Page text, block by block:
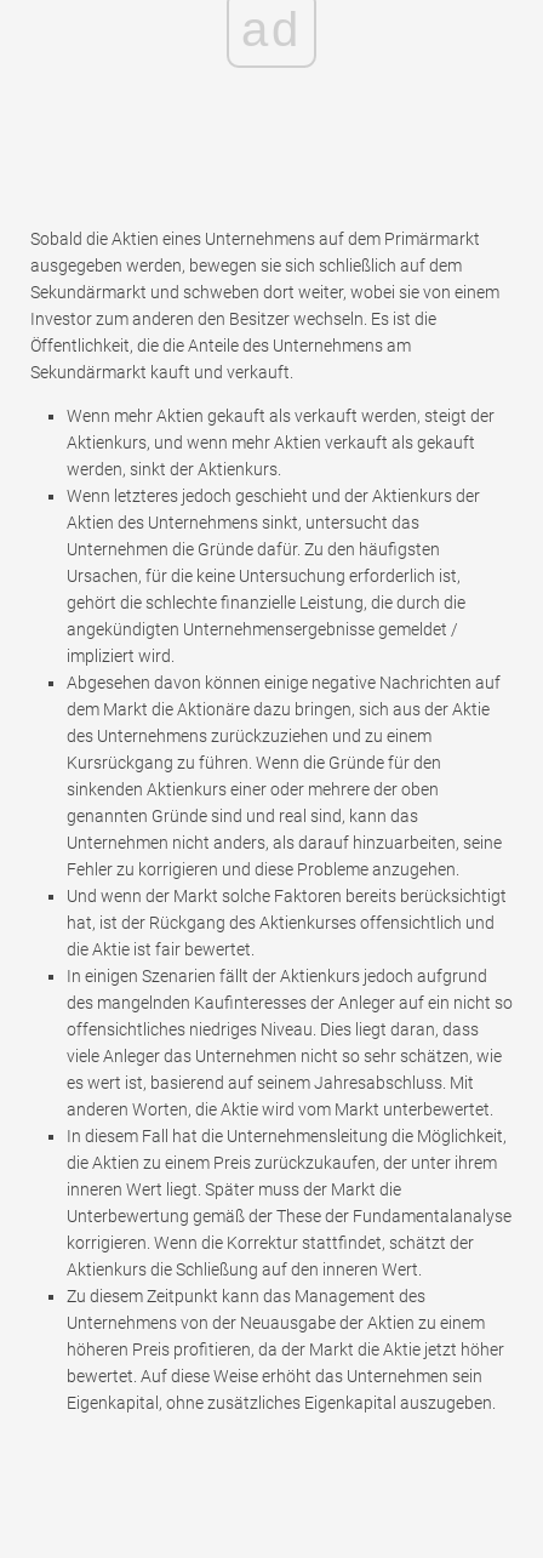
ad
Sobald die Aktien eines Unternehmens auf dem Primärmarkt
ausgegeben werden, bewegen sie sich schließlich auf dem
Sekundärmarkt und schweben dort weiter, wobei sie von einem
Investor zum anderen den Besitzer wechseln. Es ist die
Öffentlichkeit, die die Anteile des Unternehmens am
Sekundärmarkt kauft und verkauft.
Wenn mehr Aktien gekauft als verkauft werden, steigt der
Aktienkurs, und wenn mehr Aktien verkauft als gekauft
werden, sinkt der Aktienkurs.
Wenn letzteres jedoch geschieht und der Aktienkurs der
Aktien des Unternehmens sinkt, untersucht das
Unternehmen die Gründe dafür. Zu den häufigsten
Ursachen, für die keine Untersuchung erforderlich ist,
gehört die schlechte finanzielle Leistung, die durch die
angekündigten Unternehmensergebnisse gemeldet /
impliziert wird.
Abgesehen davon können einige negative Nachrichten auf
dem Markt die Aktionäre dazu bringen, sich aus der Aktie
des Unternehmens zurückzuziehen und zu einem
Kursrückgang zu führen. Wenn die Gründe für den
sinkenden Aktienkurs einer oder mehrere der oben
genannten Gründe sind und real sind, kann das
Unternehmen nicht anders, als darauf hinzuarbeiten, seine
Fehler zu korrigieren und diese Probleme anzugehen.
Und wenn der Markt solche Faktoren bereits berücksichtigt
hat, ist der Rückgang des Aktienkurses offensichtlich und
die Aktie ist fair bewertet.
In einigen Szenarien fällt der Aktienkurs jedoch aufgrund
des mangelnden Kaufinteresses der Anleger auf ein nicht so
offensichtliches niedriges Niveau. Dies liegt daran, dass
viele Anleger das Unternehmen nicht so sehr schätzen, wie
es wert ist, basierend auf seinem Jahresabschluss. Mit
anderen Worten, die Aktie wird vom Markt unterbewertet.
In diesem Fall hat die Unternehmensleitung die Möglichkeit,
die Aktien zu einem Preis zurückzukaufen, der unter ihrem
inneren Wert liegt. Später muss der Markt die
Unterbewertung gemäß der These der Fundamentalanalyse
korrigieren. Wenn die Korrektur stattfindet, schätzt der
Aktienkurs die Schließung auf den inneren Wert.
Zu diesem Zeitpunkt kann das Management des
Unternehmens von der Neuausgabe der Aktien zu einem
höheren Preis profitieren, da der Markt die Aktie jetzt höher
bewertet. Auf diese Weise erhöht das Unternehmen sein
Eigenkapital, ohne zusätzliches Eigenkapital auszugeben.